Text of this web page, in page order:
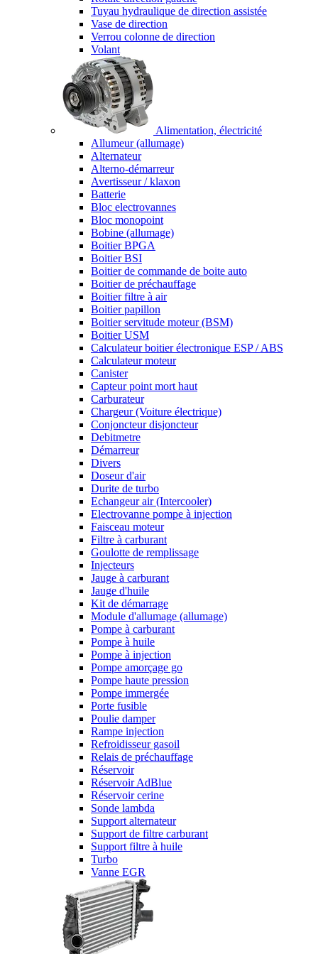
Tuyau hydraulique de direction assistée
Vase de direction
Verrou colonne de direction
Volant
Alimentation, électricité
Allumeur (allumage)
Alternateur
Alterno-démarreur
Avertisseur / klaxon
Batterie
Bloc electrovannes
Bloc monopoint
Bobine (allumage)
Boitier BPGA
Boitier BSI
Boitier de commande de boite auto
Boitier de préchauffage
Boitier filtre à air
Boitier papillon
Boitier servitude moteur (BSM)
Boitier USM
Calculateur boitier électronique ESP / ABS
Calculateur moteur
Canister
Capteur point mort haut
Carburateur
Chargeur (Voiture électrique)
Conjoncteur disjoncteur
Debitmetre
Démarreur
Divers
Doseur d'air
Durite de turbo
Echangeur air (Intercooler)
Electrovanne pompe à injection
Faisceau moteur
Filtre à carburant
Goulotte de remplissage
Injecteurs
Jauge à carburant
Jauge d'huile
Kit de démarrage
Module d'allumage (allumage)
Pompe à carburant
Pompe à huile
Pompe à injection
Pompe amorçage go
Pompe haute pression
Pompe immergée
Porte fusible
Poulie damper
Rampe injection
Refroidisseur gasoil
Relais de préchauffage
Réservoir
Réservoir AdBlue
Réservoir cerine
Sonde lambda
Support alternateur
Support de filtre carburant
Support filtre à huile
Turbo
Vanne EGR